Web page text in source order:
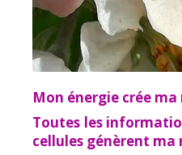
Mon énergie crée
Toutes les
cellules génèrent ma